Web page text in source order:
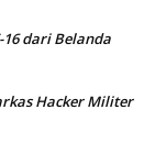
16 dari Belanda
Hacker Militer